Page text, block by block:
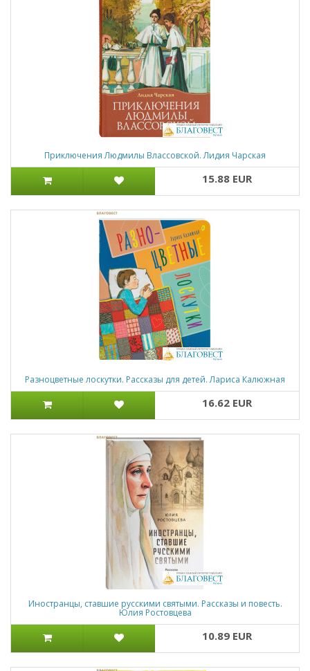
Приключения Людмилы Влассовской. Лидия Чарская
15.88 EUR
Разноцветные лоскутки. Рассказы для детей. Лариса Калюжная
16.62 EUR
Иностранцы, ставшие русскими святыми. Рассказы и повесть.
Юлия Ростовцева
10.89 EUR